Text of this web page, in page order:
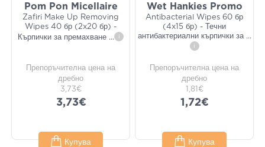
Pom Pon Micellaire
Zafiri Make Up Removing
Wipes 40 бр (2x20 бр) -
Кърпички за премахване ... i
Препоръчителна цена на
дребно
3,73€
3,73€
Купува
Wet Hankies Promo
Antibacterial Wipes 60 бр
(4x15 бр) - Течни
антибактериални кърпички за ...
i
Препоръчителна цена на
дребно
1,81€
1,72€
Купува